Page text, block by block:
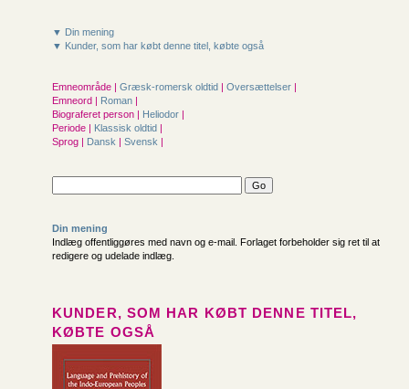
▼ Din mening
▼ Kunder, som har købt denne titel, købte også
Emneområde | Græsk-romersk oldtid | Oversættelser |
Emneord | Roman |
Biograferet person | Heliodor |
Periode | Klassisk oldtid |
Sprog | Dansk | Svensk |
Din mening
Indlæg offentliggøres med navn og e-mail. Forlaget forbeholder sig ret til at
redigere og udelade indlæg.
KUNDER, SOM HAR KØBT DENNE TITEL,
KØBTE OGSÅ